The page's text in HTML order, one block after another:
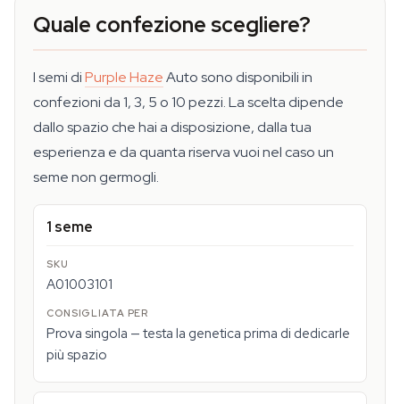
Quale confezione scegliere?
I semi diPurple HazeAuto sono disponibili in
confezioni da 1, 3, 5 o 10 pezzi. La scelta dipende
dallo spazio che hai a disposizione, dalla tua
esperienza e da quanta riserva vuoi nel caso un
seme non germogli.
1 seme
A01003101
Prova singola — testa la genetica prima di dedicarle
più spazio